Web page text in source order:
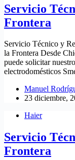
Servicio
Frontera
Servicio Técnico y
la Frontera Desde
puede solicitar
electrodomésticos
Manuel
23 diciembre,
Haier
Servicio
Frontera